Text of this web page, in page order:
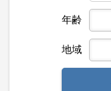
年齢
地域